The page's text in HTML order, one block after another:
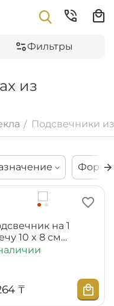
Фильтры
из
/ Подсвечники
Форма
на 1
10 x 8 см
A
₸